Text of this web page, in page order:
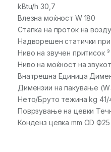
kBtu/h 30,7
Влезна моќност W 180
Стапка на проток на
Надворешен статички
Ниво на звучен притисок
Ниво на моќност на
Внатрешна Единица
Димензии на пакување
Нето/Бруто тежина kg 41/
Поврзување на цевки
Конденз цевка mm OD Ф25